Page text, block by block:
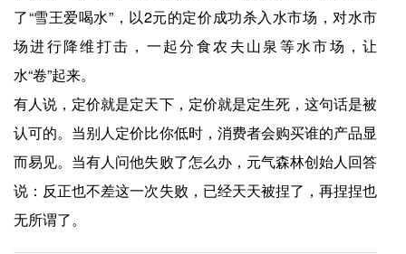
了“雪王爱喝水”，以2元的定价成功杀入水市场，对水市
场进行降维打击，一起分食农夫山泉等水市场，让
水“卷”起来。
有人说，定价就是定天下，定价就是定生死，这句话是被
认可的。当别人定价比你低时，消费者会购买谁的产品显
而易见。当有人问他失败了怎么办，元气森林创始人回答
说：反正也不差这一次失败，已经天天被捏了，再捏捏也
无所谓了。